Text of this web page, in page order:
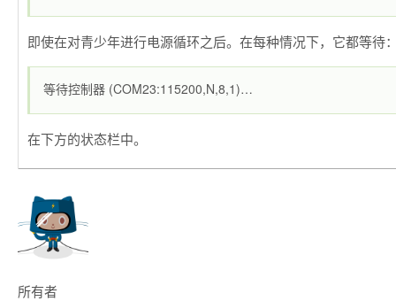
即使在对青少年进行电源循环之后。在每种情况下，它都等待
等待控制器 (COM23:115200,N,8,1)…
在下方的状态栏中。
所有者